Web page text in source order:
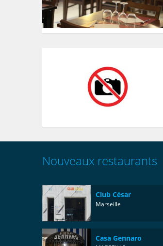
Nouveaux restaurants
Club César
Marseille
Casa Gennaro